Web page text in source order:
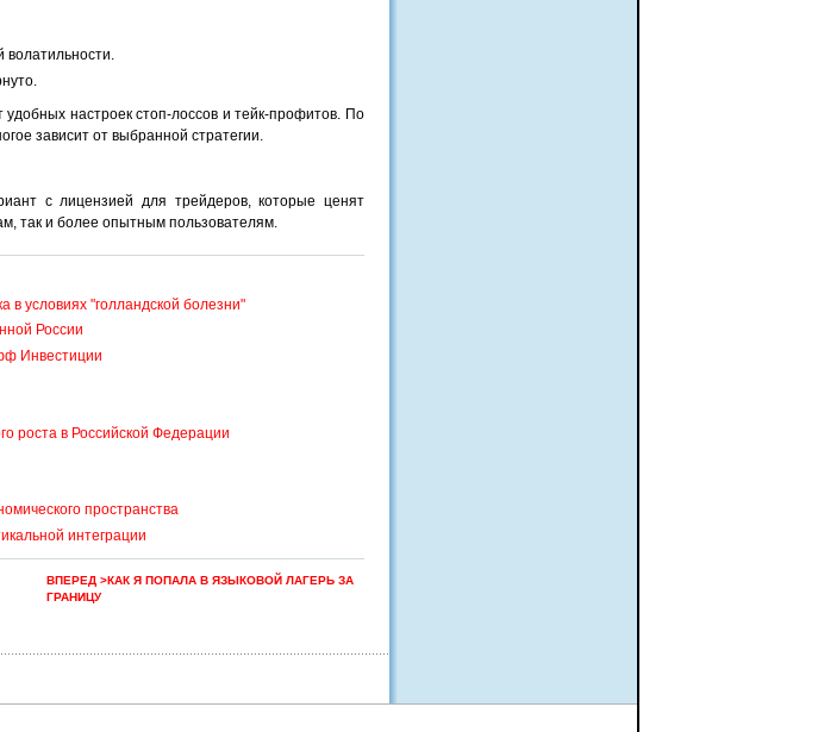
волатильности.
настроек стоп-лоссов и тейк-профитов. По
зависит от выбранной стратегии.
слицензией для трейдеров, которые ценят
так и более опытным пользователям.
условиях "голландской болезни"
России
Инвестиции
роста в Российской Федерации
пространства
интеграции
ВПЕРЕД >КАК Я ПОПАЛА В ЯЗЫКОВОЙ ЛАГЕРЬ ЗА
ГРАНИЦУ